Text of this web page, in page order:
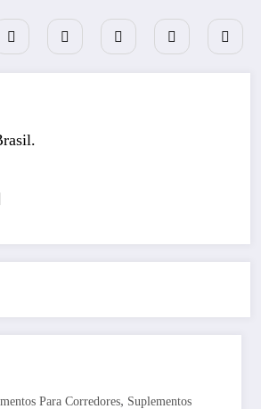
Para Corredores, Suplementos